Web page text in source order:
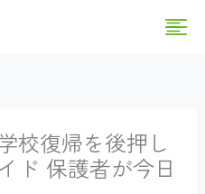
校復帰を後押し
ド 保護者が今日